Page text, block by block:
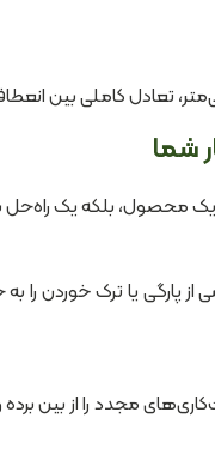
یک محصول، بلکه یک راه‌حل
از پارگی یا ترک خوردن
مجدد را از بین